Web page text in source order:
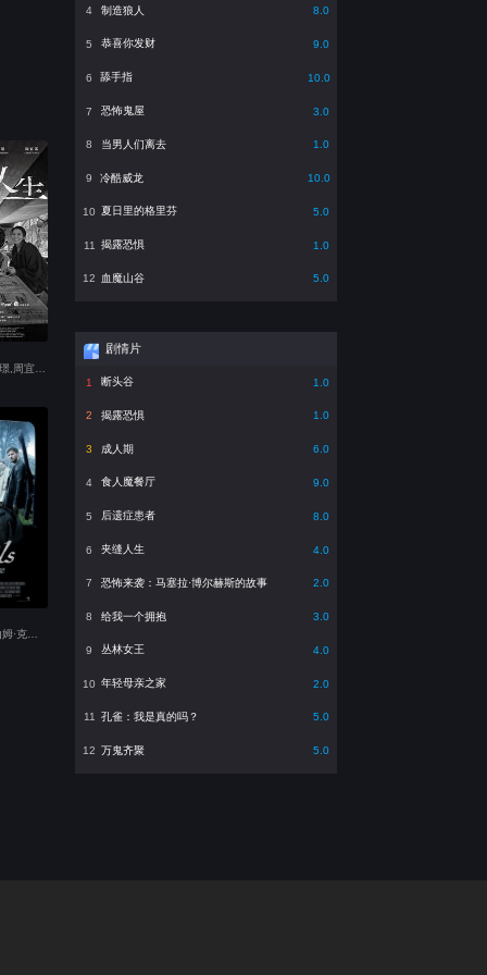
主演：杨丽音,洪毓璟,周宜霈,王自强,草爷,梅贤治
主演：埃迪·马森,山姆·克拉弗林,伯恩·戈曼,Tienne Simon,罗里·金尼尔,苏琪·沃特豪斯,本·迪洛韦,Adam Betterton,Eugene,Daisy,Alex Daniels,Momo
4 制造狼人 8.0
5 恭喜你发财 9.0
6 舔手指 10.0
7 恐怖鬼屋 3.0
8 当男人们离去 1.0
9 冷酷威龙 10.0
10 夏日里的格里芬 5.0
11 揭露恐惧 1.0
12 血魔山谷 5.0
剧情片
1 断头谷 1.0
2 揭露恐惧 1.0
3 成人期 6.0
4 食人魔餐厅 9.0
5 后遗症患者 8.0
6 夹缝人生 4.0
7 恐怖来袭：马塞拉·博尔赫斯的故事 2.0
8 给我一个拥抱 3.0
9 丛林女王 4.0
10 年轻母亲之家 2.0
11 孔雀：我是真的吗？ 5.0
12 万鬼齐聚 5.0